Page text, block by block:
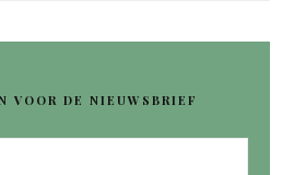
VOOR DE NIEUWSBRIEF